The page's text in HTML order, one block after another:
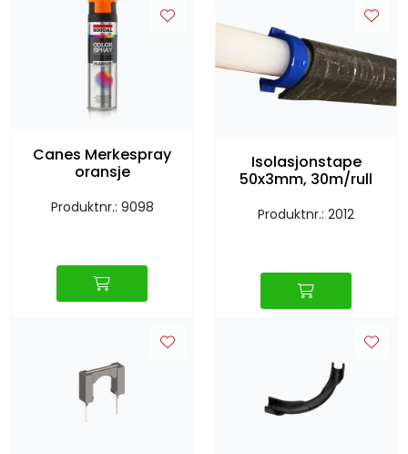
Canes Merkespray
oransje
Produktnr.: 9098
Isolasjonstape
50x3mm, 30m/rull
Produktnr.: 2012